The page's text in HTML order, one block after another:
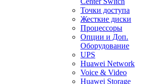
Точки доступа
Жесткие диски
Процессоры
Опции и Доп.
Оборудование
UPS
Huawei Network
Voice & Video
Huawei Storage